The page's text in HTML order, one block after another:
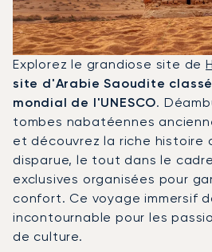
Explorez le grandiose site de
site d'Arabie Saoudite
mondial de l'UNESCO.
tombes nabatéennes
et découvrez la riche histoire
disparue, le tout dans le
exclusives organisées pour
confort. Ce voyage immersif
incontournable pour les
de culture.